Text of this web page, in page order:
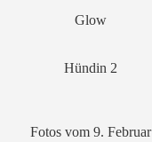
Glow
Hündin 2
Fotos vom 9. Februar